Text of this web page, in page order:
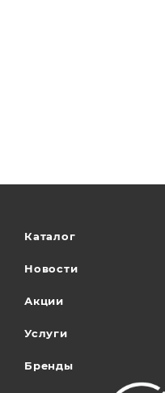
Каталог
Новости
Акции
Услуги
Бренды